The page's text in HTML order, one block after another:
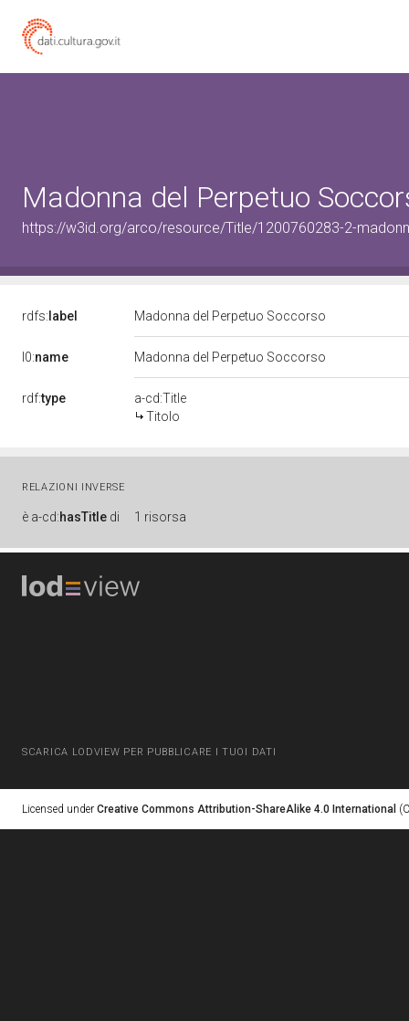
Madonna del Perpetuo
https://w3id.org/arco/resource/Title/1200760283-2-
rdfs: label Madonna del Perpetuo Soccorso
l0:name Madonna del Perpetuo Soccorso
rdf:type
a-cd:Title
Titolo
RELAZIONI INVERSE
è a-cd:hasTitle di 1 risorsa
SCARICA LODVIEW PER PUBBLICARE I TUOI DATI
Licensed under Creative Commons Attribution-ShareAlike 4.0 International